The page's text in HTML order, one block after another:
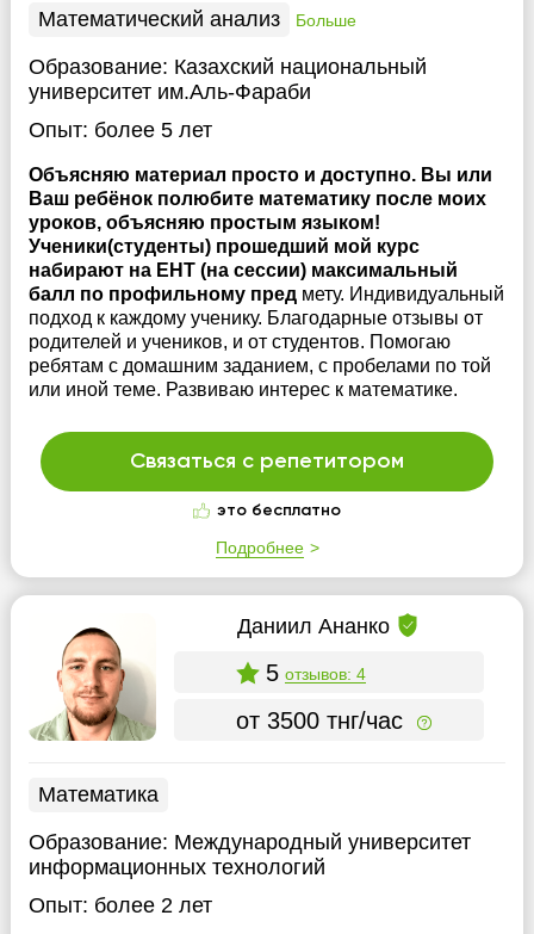
Математический анализ
Больше
Образование: Казахский национальный
университет им.Аль-Фараби
Опыт: более 5 лет
Объясняю материал просто и доступно. Вы или
Ваш ребёнок полюбите математику после моих
уроков, объясняю простым языком!
Ученики(студенты) прошедший мой курс
набирают на ЕНТ (на сессии) максимальный
балл по профильному пред мету. Индивидуальный
подход к каждому ученику. Благодарные отзывы от
родителей и учеников, и от студентов. Помогаю
ребятам с домашним заданием, с пробелами по той
или иной теме. Развиваю интерес к математике.
Связаться с репетитором
это бесплатно
Подробнее
Даниил Ананко
5 отзывов: 4
от 3500 тнг/час
Математика
Образование: Международный университет
информационных технологий
Опыт: более 2 лет